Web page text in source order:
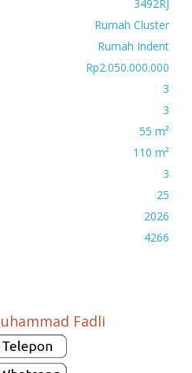
3492RJ
Rumah Cluster
Rumah Indent
Rp2.050.000.000
3
3
55 m²
110 m²
3
25
2026
4266
Fadli